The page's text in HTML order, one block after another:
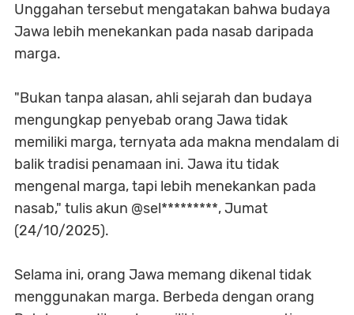
Unggahan tersebut mengatakan bahwa budaya
Jawa lebih menekankan pada nasab daripada
marga.
"Bukan tanpa alasan, ahli sejarah dan budaya
mengungkap penyebab orang Jawa tidak
memiliki marga, ternyata ada makna mendalam di
balik tradisi penamaan ini. Jawa itu tidak
mengenal marga, tapi lebih menekankan pada
nasab," tulis akun @sel*********, Jumat
(24/10/2025).
Selama ini, orang Jawa memang dikenal tidak
menggunakan marga. Berbeda dengan orang